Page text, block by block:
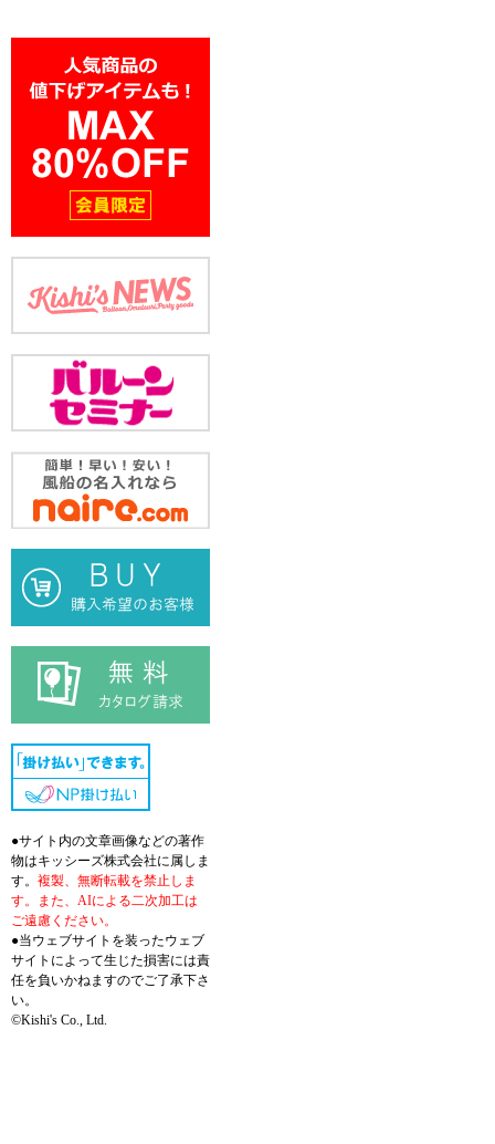
●サイト内の文章画像などの著作
物はキッシーズ株式会社に属しま
す。 複製、無断転載を禁止しま
す。また、AIによる二次加工は
ご遠慮ください。
●当ウェブサイトを装ったウェブ
サイトによって生じた損害には責
任を負いかねますのでご了承下さ
い。
©Kishi's Co., Ltd.